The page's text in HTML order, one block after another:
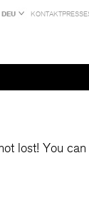
DEU KONTAKTPRESSE
lost! You